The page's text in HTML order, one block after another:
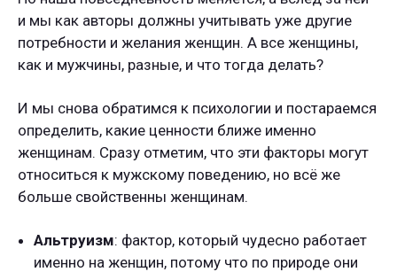
и мы как авторы должны учитывать уже другие
потребности и желания женщин. А все женщины,
как и мужчины, разные, и что тогда делать?
И мы снова обратимся к психологии и постараемся
определить, какие ценности ближе именно
женщинам. Сразу отметим, что эти факторы могут
относиться к мужскому поведению, но всё же
больше свойственны женщинам.
Альтруизм: фактор, который чудесно работает
именно на женщин, потому что по природе они